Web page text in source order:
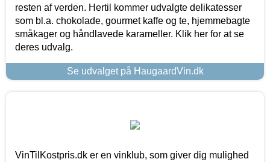
resten af verden. Hertil kommer udvalgte delikatesser
som bl.a. chokolade, gourmet kaffe og te, hjemmebagte
småkager og håndlavede karameller. Klik her for at se
deres udvalg.
Se udvalget på HaugaardVin.dk
VinTilKostpris.dk er en vinklub, som giver dig mulighed